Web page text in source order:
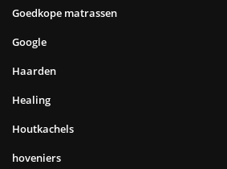
Goedkope matrassen
Google
Haarden
Healing
Houtkachels
hoveniers